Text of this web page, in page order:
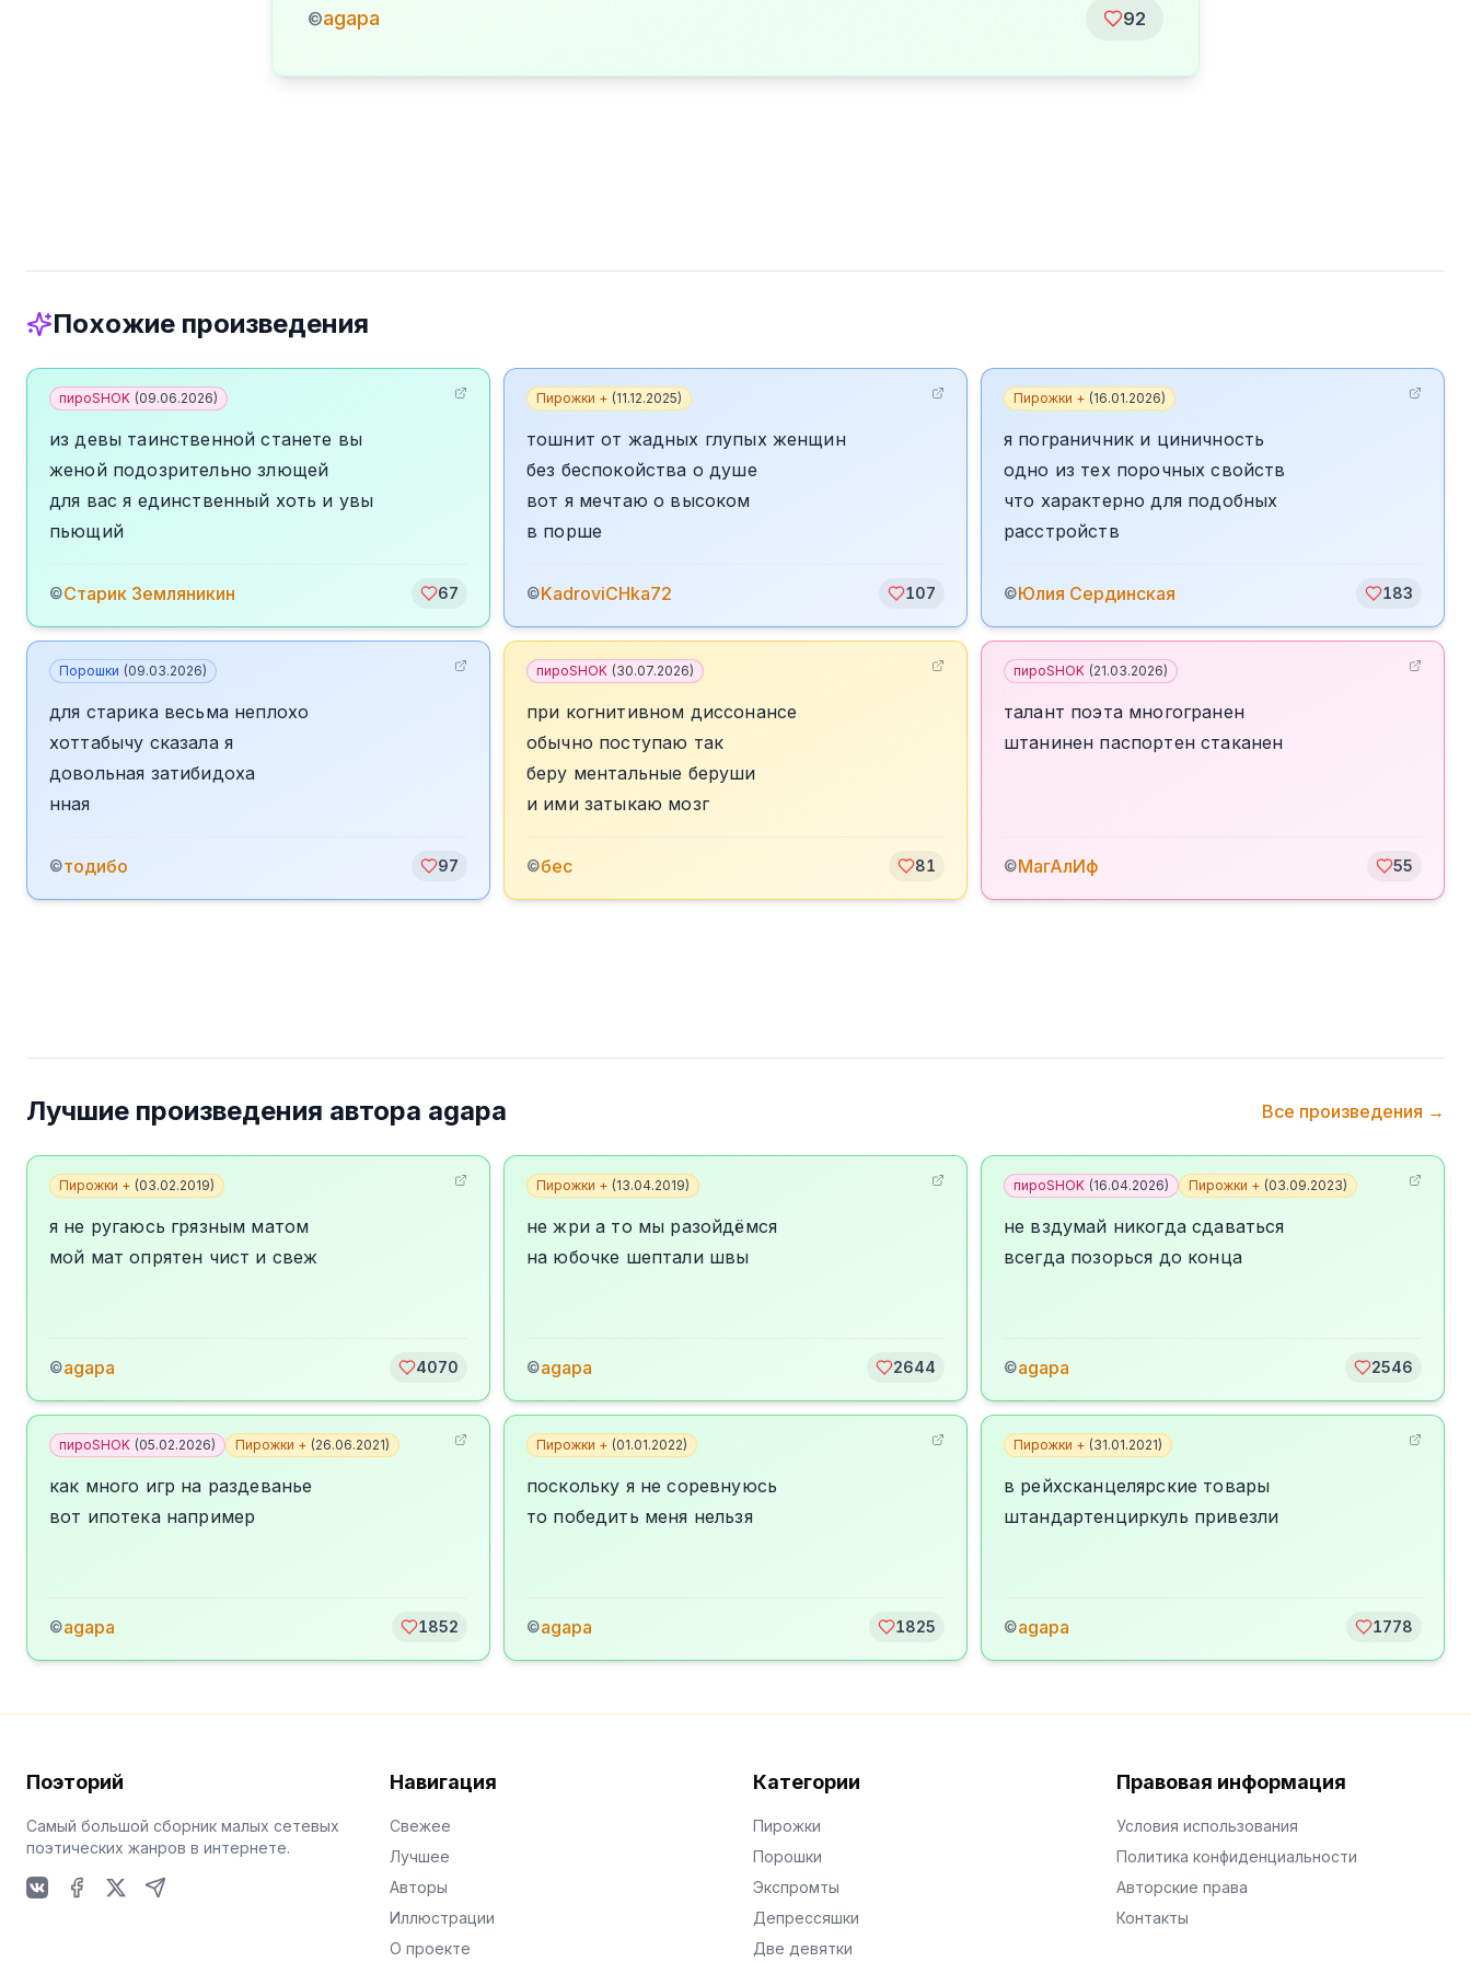
©agapa 92
Похожие произведения
пироSHOK (09.06.2026)
из девы таинственной станете вы
женой подозрительно злющей
для вас я единственный хоть и увы
пьющий
©Старик Земляникин 67
Пирожки + (11.12.2025)
тошнит от жадных глупых женщин
без беспокойства о душе
вот я мечтаю о высоком
в порше
©KadroviCHka72 107
Пирожки + (16.01.2026)
я пограничник и циничность
одно из тех порочных свойств
что характерно для подобных
расстройств
©Юлия Сердинская 183
Порошки (09.03.2026)
для старика весьма неплохо
хоттабычу сказала я
довольная затибидоха
нная
©тодибо 97
пироSHOK (30.07.2026)
при когнитивном диссонансе
обычно поступаю так
беру ментальные беруши
и ими затыкаю мозг
©бес 81
пироSHOK (21.03.2026)
талант поэта многогранен
штанинен паспортен стаканен
©МагАлИф 55
Лучшие произведения автора agapa Все произведения →
Пирожки + (03.02.2019)
я не ругаюсь грязным матом
мой мат опрятен чист и свеж
©agapa 4070
Пирожки + (13.04.2019)
не жри а то мы разойдёмся
на юбочке шептали швы
©agapa 2644
пироSHOK (16.04.2026) Пирожки + (03.09.2023)
не вздумай никогда сдаваться
всегда позорься до конца
©agapa 2546
пироSHOK (05.02.2026) Пирожки + (26.06.2021)
как много игр на раздеванье
вот ипотека например
©agapa 1852
Пирожки + (01.01.2022)
поскольку я не соревнуюсь
то победить меня нельзя
©agapa 1825
Пирожки + (31.01.2021)
в рейхсканцелярские товары
штандартенциркуль привезли
©agapa 1778
Поэторий
Самый большой сборник малых сетевых
поэтических жанров в интернете.
Навигация
Свежее
Лучшее
Авторы
Иллюстрации
О проекте
Категории
Пирожки
Порошки
Экспромты
Депрессяшки
Две девятки
Правовая информация
Условия использования
Политика конфиденциальности
Авторские права
Контакты